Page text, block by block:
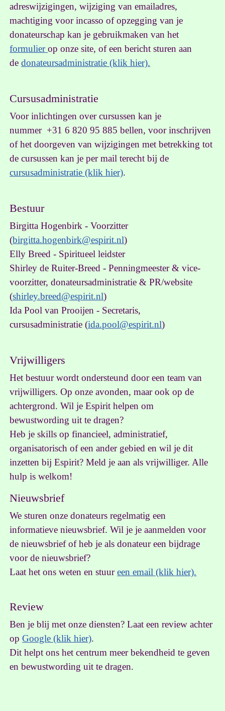
adreswijzigingen, wijziging van emailadres,
machtiging voorincasso of opzegging van je
donateurschap kan je gebruikmaken van het
formulierop onze site, ofeen bericht sturen aan
dedonateursadministratie (klik hier).
Cursusadministratie
Voor inlichtingen over cursussen kan je
nummer +31 6 820 95 885 bellen, voor inschrijven
of het doorgeven van wijzigingen met betrekking tot
de cursussen kan je per mail terecht bij de
cursusadministratie (klik hier).
Bestuur
Birgitta Hogenbirk - Voorzitter
(birgitta.hogenbirk@espirit.nl)
Elly Breed - Spiritueel leidster
Shirley de Ruiter-Breed - Penningmeester & vice-
voorzitter, donateursadministratie & PR/website
(shirley.breed@espirit.nl)
Ida Pool van Prooijen - Secretaris,
cursusadministratie (ida.pool@espirit.nl)
Vrijwilligers
Het bestuur wordt ondersteund door een team van
vrijwilligers. Op onze avonden, maar ook op de
achtergrond. Wil je Espirit helpen om
bewustwording uit te dragen?
Heb je skills op financieel, administratief,
organisatorisch of een ander gebied en wil je dit
inzetten bij Espirit? Meld je aan als vrijwilliger. Alle
hulp is welkom!
Nieuwsbrief
We sturen onze donateurs regelmatig een
informatieve nieuwsbrief. Wil je je aanmelden voor
de nieuwsbrief of heb je als donateur een bijdrage
voor de nieuwsbrief?
Laat het ons weten en stuureen email (klik hier).
Review
Ben je blij met onze diensten? Laat een review achter
opGoogle (klik hier).
Dit helpt ons het centrum meer bekendheid te geven
en bewustwording uit te dragen.